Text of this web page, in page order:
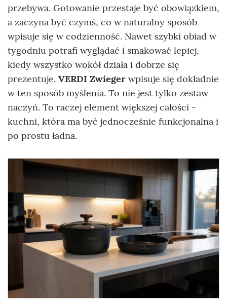
przebywa. Gotowanie przestaje być obowiązkiem,
a zaczyna być czymś, co w naturalny sposób
wpisuje się w codzienność. Nawet szybki obiad w
tygodniu potrafi wyglądać i smakować lepiej,
kiedy wszystko wokół działa i dobrze się
prezentuje. VERDI Zwieger wpisuje się dokładnie
w ten sposób myślenia. To nie jest tylko zestaw
naczyń. To raczej element większej całości -
kuchni, która ma być jednocześnie funkcjonalna i
po prostu ładna.